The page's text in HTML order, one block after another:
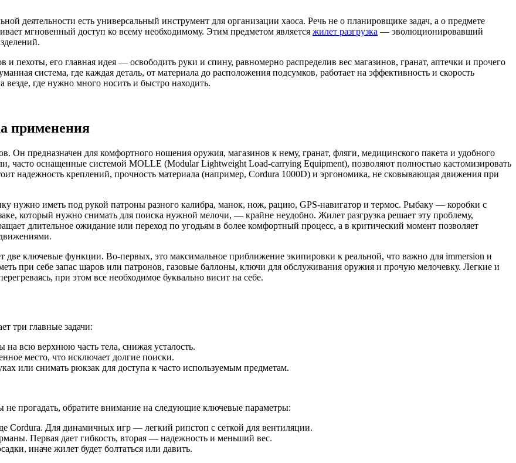
деятельности есть универсальный инструмент для организации хаоса. Речь не о планировщике задач, а о предмете
мгновенный доступ ко всему необходимому. Этим предметом является жилет разгрузка — эволюционировавший
пехоты, его главная идея — освободить руки и спину, равномерно распределив вес магазинов, гранат, аптечки и прочего
система, где каждая деталь, от материала до расположения подсумков, работает на эффективность и скорость
везде, где нужно много носить и быстро находить.
применения
Он предназначен для комфортного ношения оружия, магазинов к нему, гранат, фляги, медицинского пакета и удобного
часто оснащенные системой MOLLE (Modular Lightweight Load-carrying Equipment), позволяют полностью кастомизировать
надежность креплений, прочность материала (например, Cordura 1000D) и эргономика, не сковывающая движения при
нужно иметь под рукой патроны разного калибра, манок, нож, рацию, GPS-навигатор и термос. Рыбаку — коробки с
который нужно снимать для поиска нужной мелочи, — крайне неудобно. Жилет разгрузка решает эту проблему,
длительное ожидание или переход по угодьям в более комфортный процесс, а в критический момент позволяет
две ключевые функции. Во-первых, это максимальное приближение экипировки к реальной, что важно для immersion и
при себе запас шаров или патронов, газовые баллоны, ключи для обслуживания оружия и прочую мелочевку. Легкие и
при этом все необходимое буквально висит на себе.
три главные задачи:
на всю верхнюю часть тела, снижая усталость.
место, что исключает долгие поиски.
или снимать рюкзак для доступа к часто используемым предметам.
не прогадать, обратите внимание на следующие ключевые параметры:
Cordura. Для динамичных игр — легкий рипстоп с сеткой для вентиляции.
Первая дает гибкость, вторая — надежность и меньший вес.
иначе жилет будет болтаться или давить.